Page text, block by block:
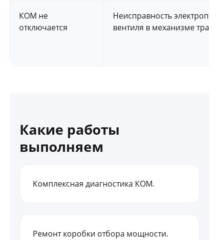
КОМ не
отключается
Неисправность
вентиля в механизме
Какие работы
выполняем
Комплексная диагностика КОМ.
Ремонт коробки отбора мощности.